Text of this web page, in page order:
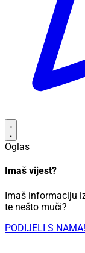
Oglas
Imaš vijest?
Imaš informaciju
te nešto muči?
PODIJELI S NAMA!